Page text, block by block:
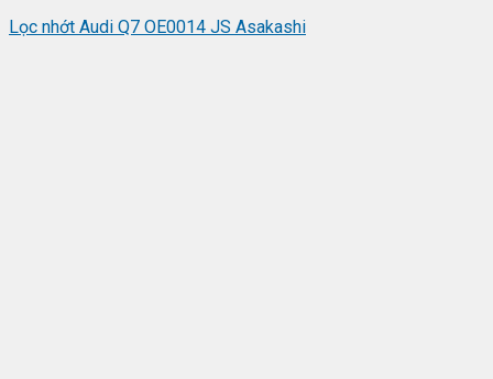
Lọc nhớt Audi Q7 OE0014 JS Asakashi